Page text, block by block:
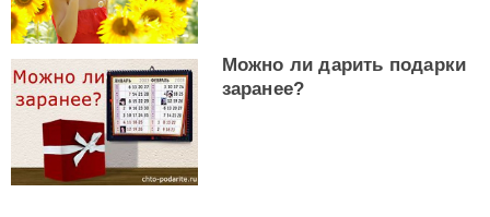
Можно ли дарить подарки
заранее?